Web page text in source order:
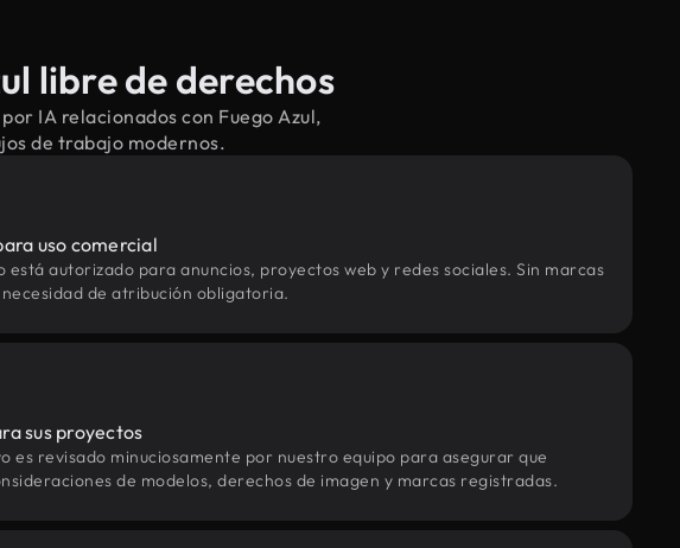
libre de derechos
IA relacionados con Fuego Azul,
de trabajo modernos.
uso comercial
está autorizado para anuncios, proyectos web y redes sociales. Sin marcas
de atribución obligatoria.
sus proyectos
es revisado minuciosamente por nuestro equipo para asegurar que
de modelos, derechos de imagen y marcas registradas.